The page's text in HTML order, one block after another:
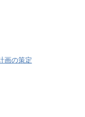
画の策定